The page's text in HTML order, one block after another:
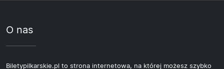
O nas
Biletypilkarskie.pl to strona internetowa, na której możesz szybko